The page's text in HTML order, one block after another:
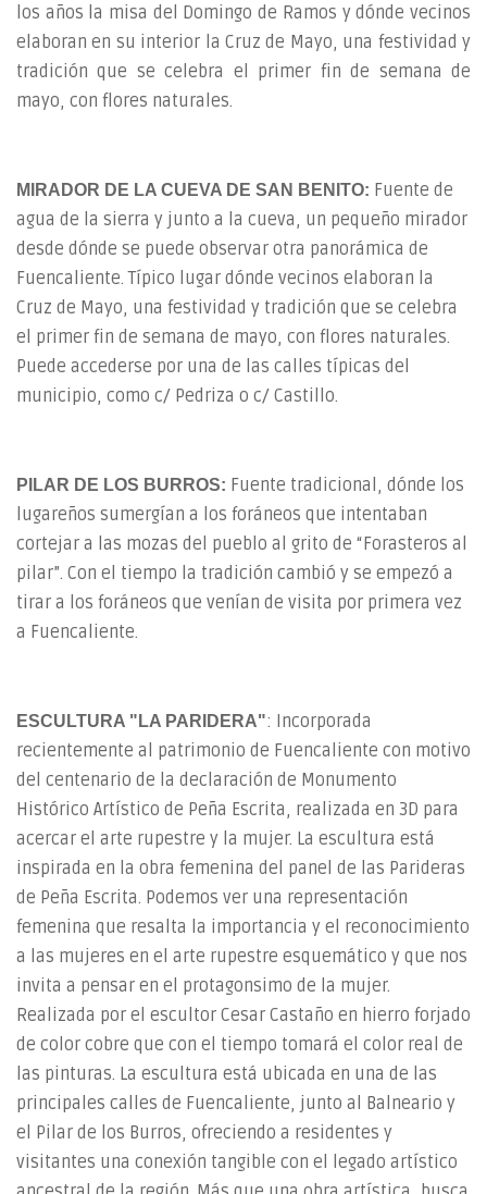
los años la misa del Domingo de Ramos y dónde vecinos
elaboran en su interior la Cruz de Mayo, una festividad y
tradición que se celebra el primer fin de semana de
mayo, con flores naturales.
MIRADOR DE LA CUEVA DE SAN BENITO: Fuente de
agua de la sierra y junto a la cueva, un pequeño mirador
desde dónde se puede observar otra panorámica de
Fuencaliente. Típico lugar dónde vecinos elaboran la
Cruz de Mayo, una festividad y tradición que se celebra
el primer fin de semana de mayo, con flores naturales.
Puede accederse por una de las calles típicas del
municipio, como c/ Pedriza o c/ Castillo.
PILAR DE LOS BURROS: Fuente tradicional, dónde los
lugareños sumergían a los foráneos que intentaban
cortejar a las mozas del pueblo al grito de “Forasteros al
pilar”. Con el tiempo la tradición cambió y se empezó a
tirar a los foráneos que venían de visita por primera vez
a Fuencaliente.
ESCULTURA "LA PARIDERA": Incorporada
recientemente al patrimonio de Fuencaliente con motivo
del centenario de la declaración de Monumento
Histórico Artístico de Peña Escrita, realizada en 3D para
acercar el arte rupestre y la mujer. La escultura está
inspirada en la obra femenina del panel de las Parideras
de Peña Escrita. Podemos ver una representación
femenina que resalta la importancia y el reconocimiento
a las mujeres en el arte rupestre esquemático y que nos
invita a pensar en el protagonsimo de la mujer.
Realizada por el escultor Cesar Castaño en hierro forjado
de color cobre que con el tiempo tomará el color real de
las pinturas. La escultura está ubicada en una de las
principales calles de Fuencaliente, junto al Balneario y
el Pilar de los Burros, ofreciendo a residentes y
visitantes una conexión tangible con el legado artístico